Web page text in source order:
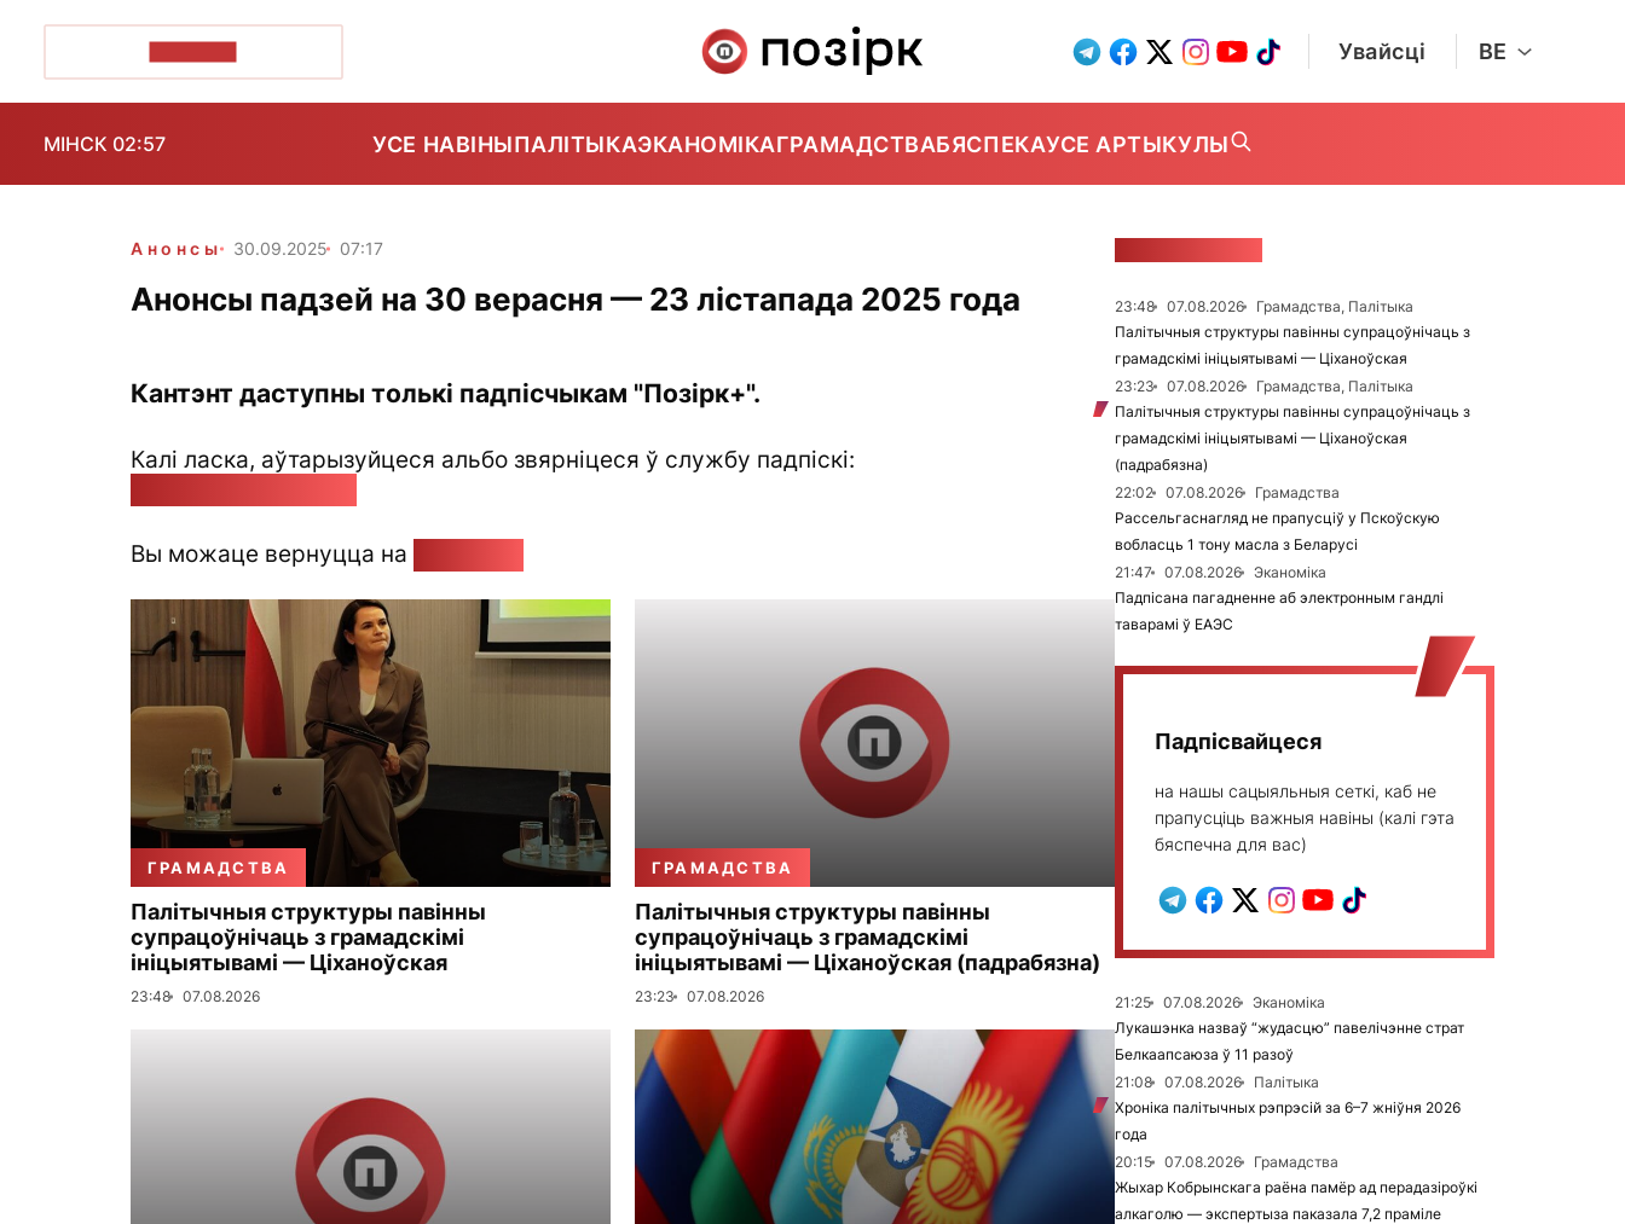
Увайсці BE
МІНСК 02:57 УСЕ НАВІНЫПАЛІТЫКАЭКАНОМІКАГРАМАДСТВАБЯСПЕКАУСЕ АРТЫКУЛЫ
Анонсы 30.09.2025 07:17
Анонсы падзей на 30 верасня — 23 лістапада 2025 года
Кантэнт даступны толькі падпісчыкам "Позірк+".
Калі ласка, аўтарызуйцеся альбо звярніцеся ў службу падпіскі:
Вы можаце вернуцца на
ГРАМАДСТВА
Палітычныя структуры павінны
супрацоўнічаць з грамадскімі
ініцыятывамі — Ціханоўская
23:48 07.08.2026
ГРАМАДСТВА
Палітычныя структуры павінны
супрацоўнічаць з грамадскімі
ініцыятывамі — Ціханоўская (падрабязна)
23:23 07.08.2026
23:48 07.08.2026
Грамадства, Палітыка
Палітычныя структуры павінны супрацоўнічаць з
грамадскімі ініцыятывамі — Ціханоўская
23:23
07.08.2026
Грамадства, Палітыка
Палітычныя структуры павінны супрацоўнічаць з
грамадскімі ініцыятывамі — Ціханоўская
(падрабязна)
22:02
07.08.2026
Грамадства
Рассельгаснагляд не прапусціў у Пскоўскую
вобласць 1 тону масла з Беларусі
21:47
07.08.2026
Эканоміка
Падпісана пагадненне аб электронным гандлі
таварамі ў ЕАЭС
Падпісвайцеся
на нашы сацыяльныя сеткі, каб не
прапусціць важныя навіны (калі гэта
бяспечна для вас)
21:25 07.08.2026
Эканоміка
Лукашэнка назваў “жудасцю” павелічэнне страт
Белкаапсаюза ў 11 разоў
21:08
07.08.2026
Палітыка
Хроніка палітычных рэпрэсій за 6–7 жніўня 2026
года
20:15
07.08.2026
Грамадства
Жыхар Кобрынскага раёна памёр ад перадазіроўкі
алкаголю — экспертыза паказала 7,2 праміле